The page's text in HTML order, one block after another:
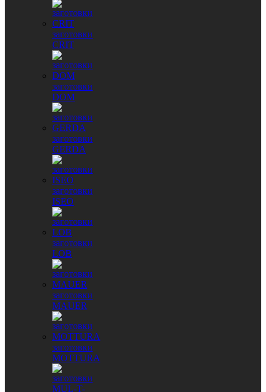
заготовки
CRIT
заготовки
DOM
заготовки
GERDA
заготовки
ISEO
заготовки
LOB
заготовки
MAUER
заготовки
MOTTURA